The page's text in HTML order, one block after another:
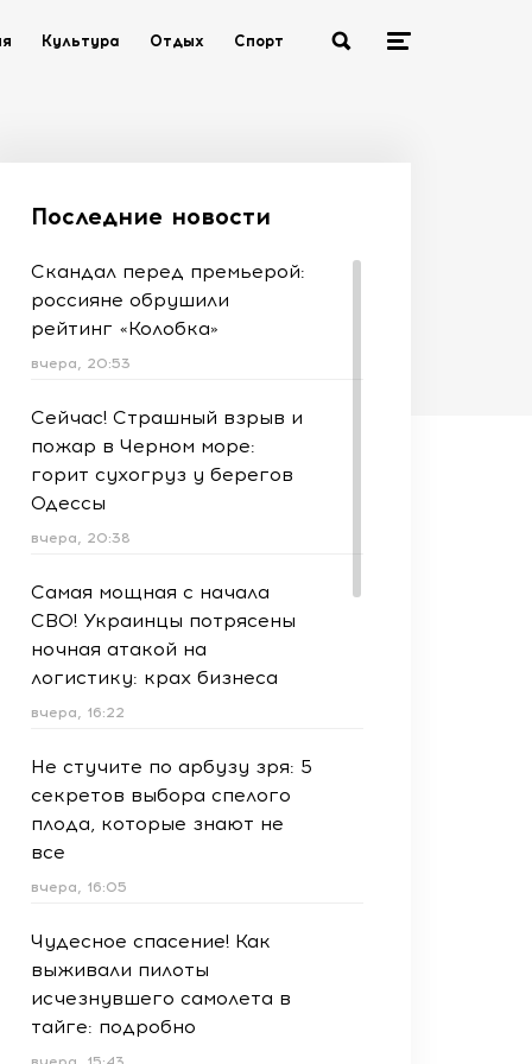
Культура Отдых Спорт
Последние новости
Скандал перед премьерой:
россияне обрушили
рейтинг «Колобка»
вчера, 20:53
Сейчас! Страшный взрыв и
пожар в Черном море:
горит сухогруз у берегов
Одессы
вчера, 20:38
Самая мощная с начала
СВО! Украинцы потрясены
ночная атакой на
логистику: крах бизнеса
вчера, 16:22
Не стучите по арбузу зря: 5
секретов выбора спелого
плода, которые знают не
все
вчера, 16:05
Чудесное спасение! Как
выживали пилоты
исчезнувшего самолета в
тайге: подробно